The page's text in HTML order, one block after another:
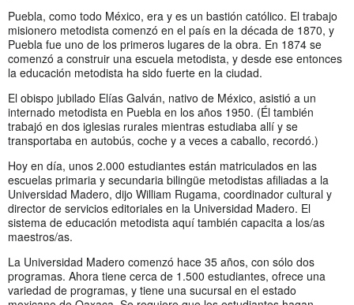
Puebla, como todo México, era y es un bastión católico. El trabajo
misionero metodista comenzó en el país en la década de 1870, y
Puebla fue uno de los primeros lugares de la obra. En 1874 se
comenzó a construir una escuela metodista, y desde ese entonces
la educación metodista ha sido fuerte en la ciudad.
El obispo jubilado Elías Galván, nativo de México, asistió a un
internado metodista en Puebla en los años 1950. (Él también
trabajó en dos iglesias rurales mientras estudiaba allí y se
transportaba en autobús, coche y a veces a caballo, recordó.)
Hoy en día, unos 2.000 estudiantes están matriculados en las
escuelas primaria y secundaria bilingüe metodistas afiliadas a la
Universidad Madero, dijo William Rugama, coordinador cultural y
director de servicios editoriales en la Universidad Madero. El
sistema de educación metodista aquí también capacita a los/as
maestros/as.
La Universidad Madero comenzó hace 35 años, con sólo dos
programas. Ahora tiene cerca de 1.500 estudiantes, ofrece una
variedad de programas, y tiene una sucursal en el estado